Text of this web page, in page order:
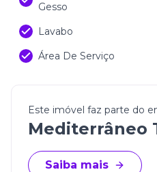
Gesso
Lavabo
Área De Serviço
Este imóvel faz parte do
Mediterrâneo
Saiba mais